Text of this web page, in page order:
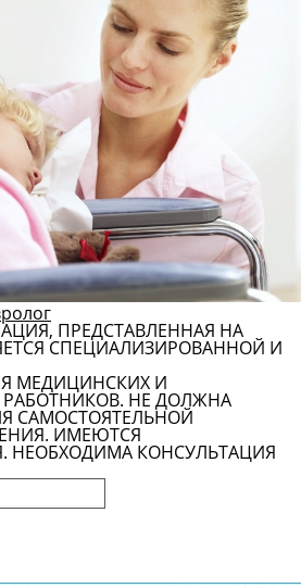
ПРЕДСТАВЛЕННАЯ НА
СПЕЦИАЛИЗИРОВАННОЙ И
МЕДИЦИНСКИХ И
НЕ ДОЛЖНА
САМОСТОЯТЕЛЬНОЙ
ИМЕЮТСЯ
НЕОБХОДИМА КОНСУЛЬТАЦИЯ